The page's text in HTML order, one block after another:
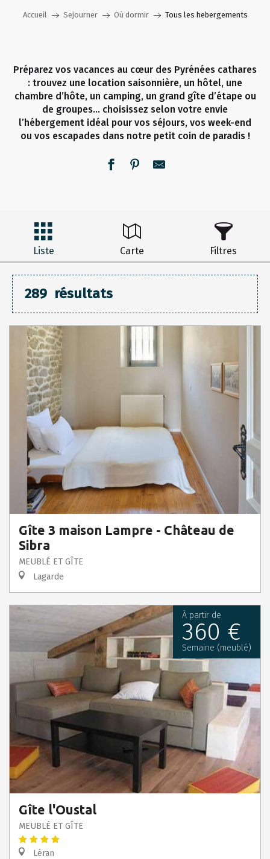
Accueil Sejourner Où dormir Tous les hebergements
Préparez vos vacances au cœur des Pyrénées cathares
: trouvez une location saisonnière, un hôtel, une
chambre d’hôte, un camping, un grand gîte d’étape ou
de groupes… choisissez selon votre envie
l’hébergement idéal pour vos séjours, vos week-end
ou vos escapades dans notre petit coin de paradis !
Liste Carte Filtres
289 résultats
Gîte 3 maison Lampre - Château de
Sibra
MEUBLÉ ET GÎTE
Lagarde
À partir de
360 €
Semaine (meublé)
Gîte l'Oustal
MEUBLÉ ET GÎTE
Léran